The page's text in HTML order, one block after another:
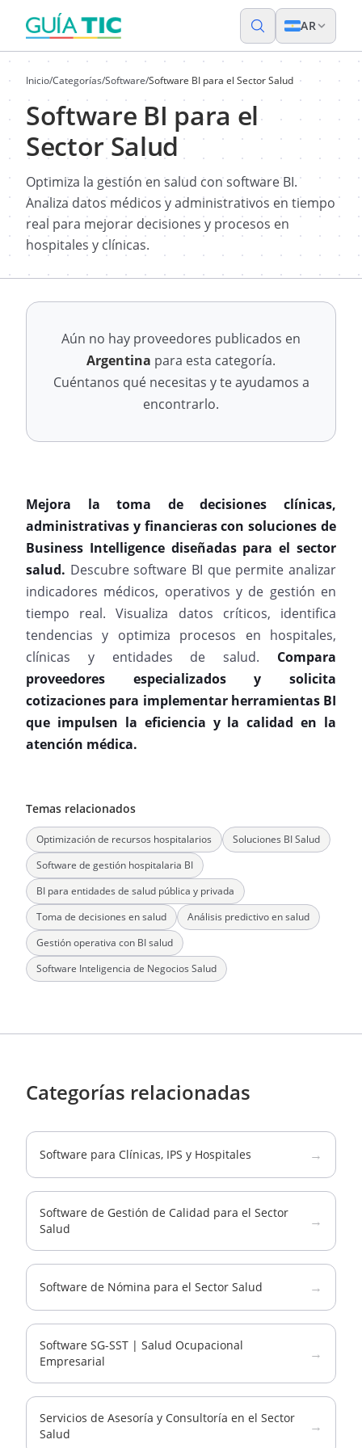
AR
Inicio/Categorías/Software/Software BI para el Sector Salud
Software BI para el
Sector Salud
Optimiza la gestión en salud con software BI.
Analiza datos médicos y administrativos en tiempo
real para mejorar decisiones y procesos en
hospitales y clínicas.
Aún no hay proveedores publicados en
Argentina para esta categoría.
Cuéntanos qué necesitas y te ayudamos a
encontrarlo.
Mejora la toma de decisiones clínicas,
administrativas y financieras con soluciones de
Business Intelligence diseñadas para el sector
salud. Descubre software BI que permite analizar
indicadores médicos, operativos y de gestión en
tiempo real. Visualiza datos críticos, identifica
tendencias y optimiza procesos en hospitales,
clínicas y entidades de salud. Compara
proveedores especializados y solicita
cotizaciones para implementar herramientas BI
que impulsen la eficiencia y la calidad en la
atención médica.
Temas relacionados
Optimización de recursos hospitalarios
Soluciones BI Salud
Software de gestión hospitalaria BI
BI para entidades de salud pública y privada
Toma de decisiones en salud
Análisis predictivo en salud
Gestión operativa con BI salud
Software Inteligencia de Negocios Salud
Categorías relacionadas
Software para Clínicas, IPS y Hospitales →
Software de Gestión de Calidad para el Sector
Salud
→
Software de Nómina para el Sector Salud →
Software SG-SST | Salud Ocupacional
Empresarial
→
Servicios de Asesoría y Consultoría en el Sector
Salud
→